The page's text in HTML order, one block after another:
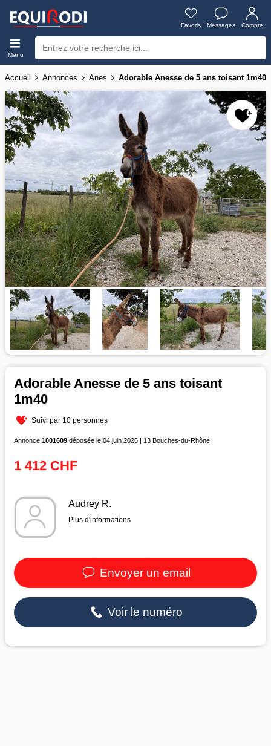
Favoris Messages Compte
Menu
Accueil Annonces Anes Adorable Anesse de 5 ans toisant 1m40
Adorable Anesse de 5 ans toisant
1m40
Suivi par 10 personnes
Annonce 1001609 déposée le 04 juin 2026 | 13 Bouches-du-Rhône
1 412 CHF
Audrey R.
Plus d'informations
Envoyer un email
Voir le numéro